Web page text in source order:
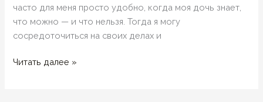
часто для меня просто удобно, когда моя дочь знает,
что можно — и что нельзя. Тогда я могу
сосредоточиться на своих делах и
1/7/10
Читать далее »